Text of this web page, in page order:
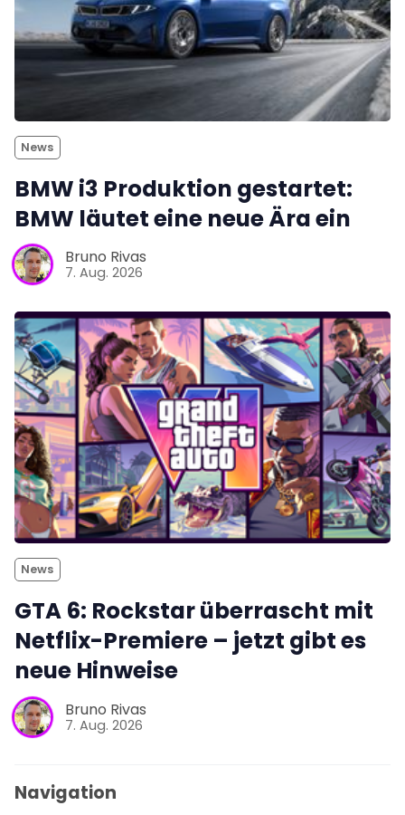
News
BMW i3 Produktion gestartet:
BMW läutet eine neue Ära ein
Bruno Rivas
7. Aug. 2026
News
GTA 6: Rockstar überrascht mit
Netflix-Premiere – jetzt gibt es
neue Hinweise
Bruno Rivas
7. Aug. 2026
Navigation